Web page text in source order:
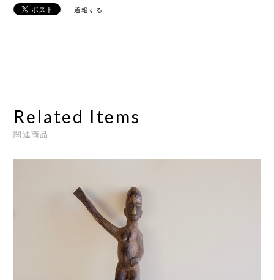
通報する
Related Items
関連商品